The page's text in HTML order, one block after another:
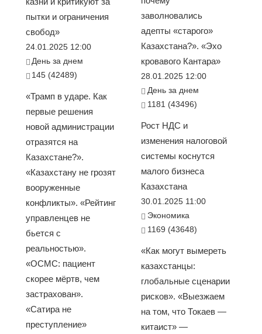
пытки и ограничения
свобод»
24.01.2025 12:00
День за днем
145 (42489)
«Трамп в ударе. Как
первые решения
новой администрации
отразятся на
Казахстане?».
«Казахстану не грозят
вооруженные
конфликты». «Рейтинг
управленцев не
бьется с
реальностью».
«ОСМС: пациент
скорее мёртв, чем
застрахован».
«Сатира не
преступление»
заволновались
адепты «старого»
Казахстана?». «Эхо
кровавого Кантара»
28.01.2025 12:00
День за днем
1181 (43496)
Рост НДС и
изменения налоговой
системы коснутся
малого бизнеса
Казахстана
30.01.2025 11:00
Экономика
1169 (43648)
«Как могут вымереть
казахстанцы:
глобальные сценарии
рисков». «Выезжаем
на том, что Токаев —
китаист» —